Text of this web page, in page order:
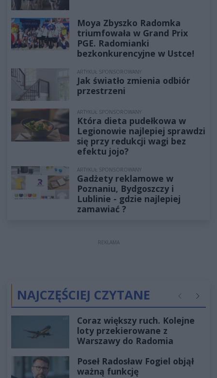
Moya Zbyszko Radomka
triumfowała w Grand Prix
PGE. Radomianki
bezkonkurencyjne w Ustce!
ARTYKUŁ SPONSOROWANY
Jak światło zmienia odbiór
przestrzeni
ARTYKUŁ SPONSOROWANY
Która dieta pudełkowa w
Legionowie najlepiej sprawdzi
się przy redukcji wagi bez
efektu jojo?
ARTYKUŁ SPONSOROWANY
Gadżety reklamowe w
Poznaniu, Bydgoszczy i
Lublinie - gdzie najlepiej
zamawiać ?
REKLAMA
NAJCZĘŚCIEJ CZYTANE Poprzednie
Coraz większy ruch. Kolejne
loty przekierowane z
Warszawy do Radomia
Poseł Radosław Fogiel objął
ważną funkcję